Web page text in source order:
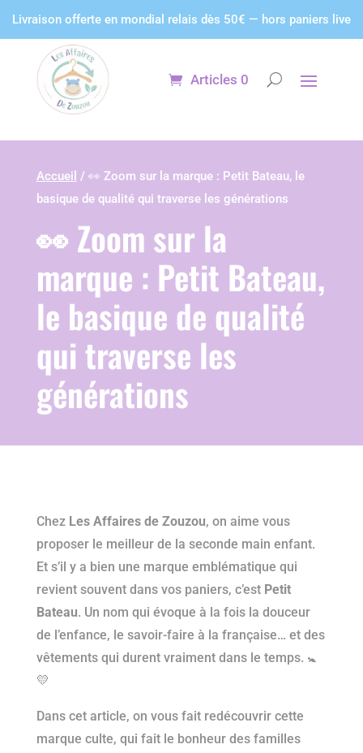
Livraison offerte en mondial relais dès 50€ — hors paniers live
Articles 0
Accueil / 👀 Zoom sur la marque : Petit Bateau, le
basique de qualité qui traverse les générations
👀 Zoom sur la
marque : Petit Bateau,
le basique de qualité
qui traverse les
générations
Chez Les Affaires de Zouzou, on aime vous
proposer le meilleur de la seconde main enfant.
Et s’il y a bien une marque emblématique qui
revient souvent dans vos paniers, c’est Petit
Bateau. Un nom qui évoque à la fois la douceur
de l’enfance, le savoir-faire à la française… et des
vêtements qui durent vraiment dans le temps. 🚼
💛
Dans cet article, on vous fait redécouvrir cette
marque culte, qui fait le bonheur des familles
Panneau de gestion des cookies